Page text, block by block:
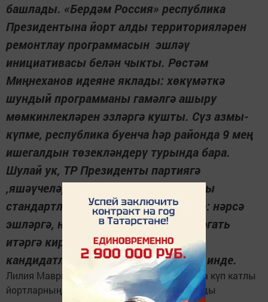
башлады. «Бердәм Россия» республика
Президентына йорт алды территорияләрен
ремонтлау программасын эшләү
инициативасы белән чыкты. Рөстәм
Миңнеханов идеяне яклады: хөкүмәткә
шундый программаны гамәлгә ашыру
мөмкинлекләрен эзләргә кушты. Сүз азмы-
күпме, рес­публика буенча һәр районда 9 мең
ишегалдын төзекләндерү турында бара.
Шулай ук, ТР Президенты партиягә
,яшәүчеләр белән ишегалды ремонты
стандартларын карауны да йөкләде: нәрсә
эшләргә, нинди аспектларга мөрәҗәгать
итәргә кирәк. «Бердәм Россия»
кандидатлары бу эшкә тотынды да инде.
Лилия Маврина соңгы елларда Татарстанда күп катлы
йортларның 5,5 млрд сумлык 1700 ишегалды